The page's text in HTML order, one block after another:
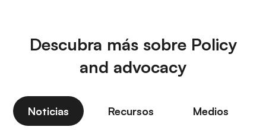
Descubra más sobre Policy
and advocacy
Noticias Recursos Medios